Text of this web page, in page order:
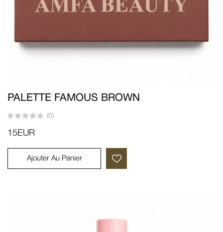
PALETTE FAMOUS BROWN
(0)
15EUR
Ajouter Au Panier